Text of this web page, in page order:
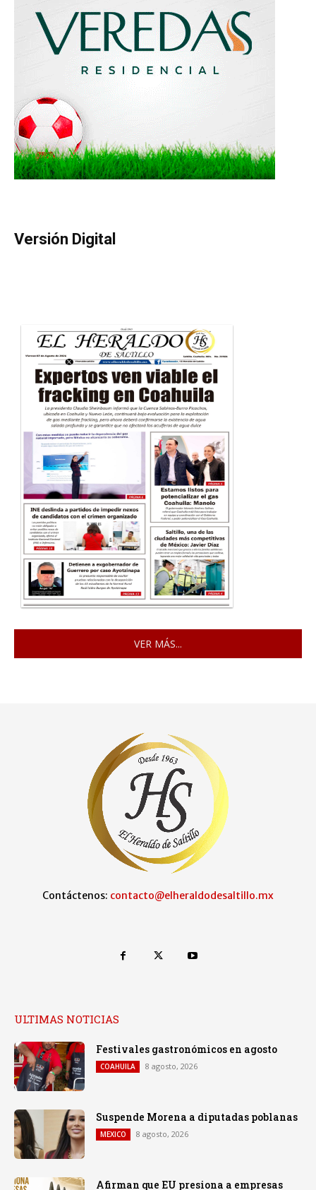
Versión Digital
VER MÁS...
Contáctenos: contacto@elheraldodesaltillo.mx
ULTIMAS NOTICIAS
Festivales gastronómicos en agosto
COAHUILA 8 agosto, 2026
Suspende Morena a diputadas poblanas
MEXICO 8 agosto, 2026
Afirman que EU presiona a empresas